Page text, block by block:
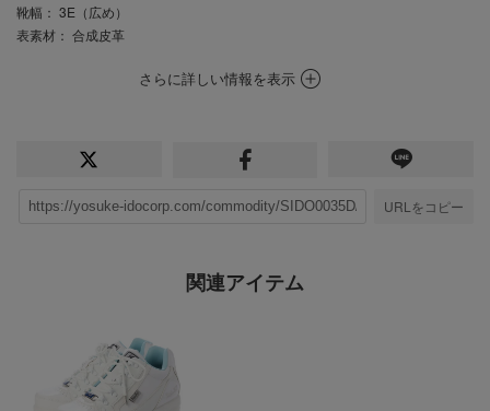
靴幅 ： 3E（広め）
表素材 ： 合成皮革
さらに詳しい情報を表示
URLをコピー
関連アイテム